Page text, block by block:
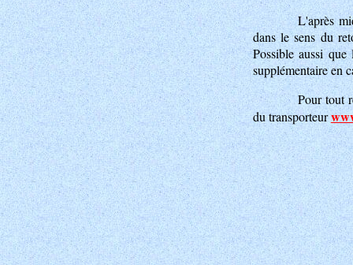
L'après
dans le sens du
Possible aussi
supplémentaire en
Pour tout
du transporteur